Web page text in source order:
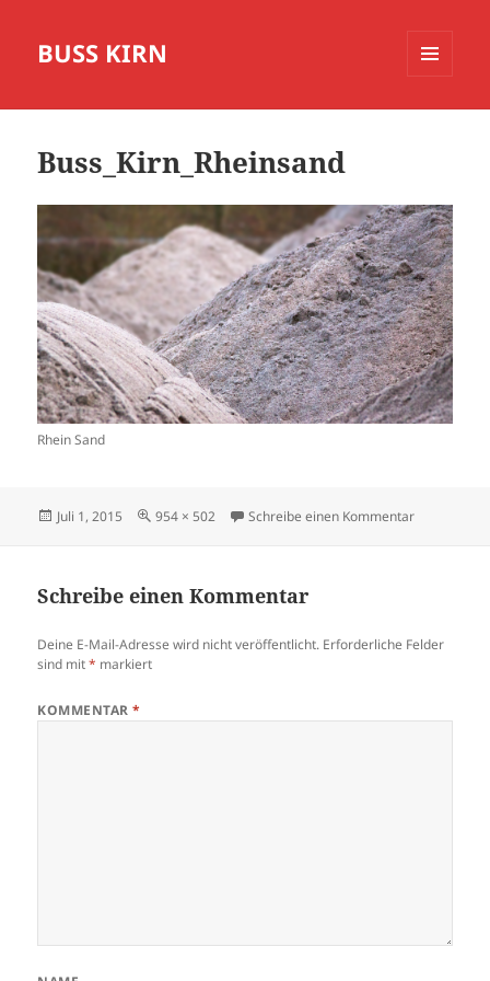
BUSS KIRN
Buss_Kirn_Rheinsand
Rhein Sand
Veröffentlicht
Juli 1, 2015 Originalgröße
954 × 502 Schreibe einen Kommentarzu
Schreibe einen Kommentar
Deine E-Mail-Adresse wird nicht veröffentlicht. Erforderliche Felder
sind mit* markiert
KOMMENTAR*